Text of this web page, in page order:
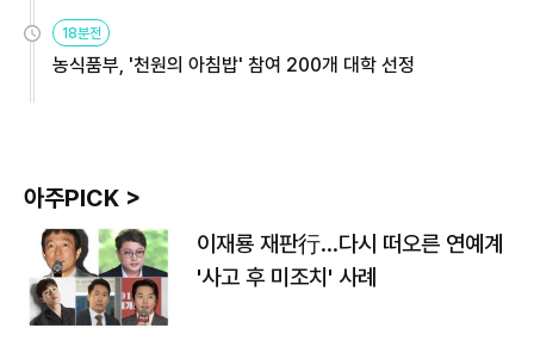
원
18분전
농식품부, '천원의 아침밥' 참여 200개 대학 선정
아주PICK >
이재룡 재판行…다시 떠오른 연예계
'사고 후 미조치' 사례